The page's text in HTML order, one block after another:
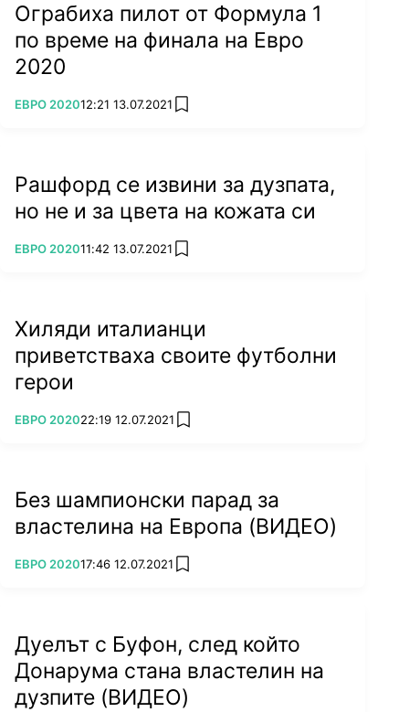
Ограбиха пилот от Формула 1
по време на финала на Евро
2020
ПОВЕЧЕ ОТ
ЕВРО 202012:21 13.07.2021 add favorites
Рашфорд се извини за дузпата,
но не и за цвета на кожата си
ПОВЕЧЕ ОТ
ЕВРО 202011:42 13.07.2021 add favorites
Хиляди италианци
приветстваха своите футболни
герои
ПОВЕЧЕ ОТ
ЕВРО 202022:19 12.07.2021 add favorites
Без шампионски парад за
властелина на Европа (ВИДЕО)
ПОВЕЧЕ ОТ
ЕВРО 202017:46 12.07.2021 add favorites
Дуелът с Буфон, след който
Донарума стана властелин на
дузпите (ВИДЕО)